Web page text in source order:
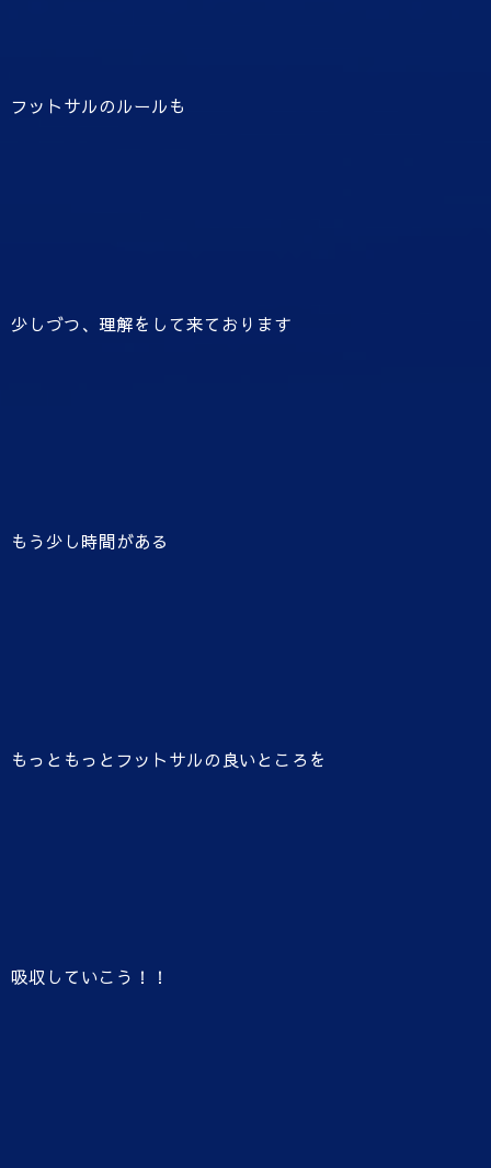
フットサルのルールも
少しづつ、理解をして来ております
もう少し時間がある
もっともっとフットサルの良いところを
吸収していこう！！